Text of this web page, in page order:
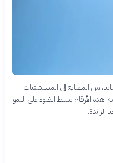
من المصانع إلى المستشفيات
هذه الأرقام تسلط الضوء على النمو
الرائدة.